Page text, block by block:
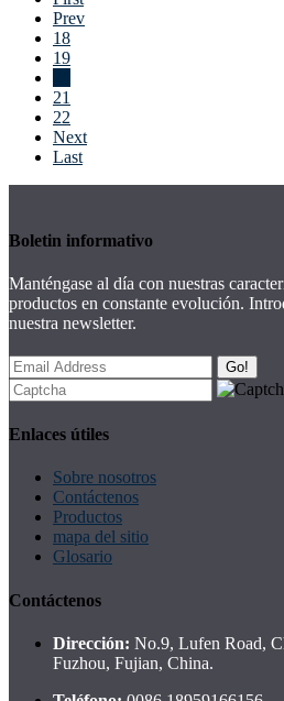
Prev
18
19
21
22
Next
Last
Boletin informativo
Manténgase al día con nuestras
productos en constante evolución.
nuestra newsletter.
Go!
Enlaces útiles
Sobre nosotros
Contáctenos
Productos
mapa del sitio
Glosario
Contáctenos
Dirección: No.9, Lufen Road,
Fuzhou, Fujian, China.